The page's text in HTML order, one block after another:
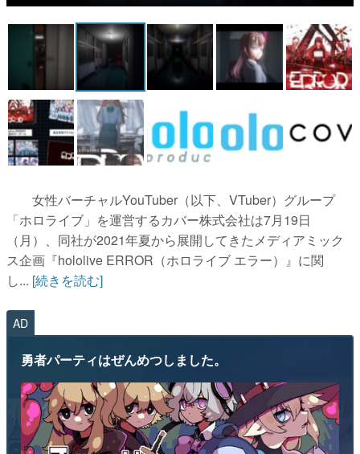
マンガ
アプリレビュー
その他
運営：株式会社マレ
女性バーチャルYouTuber（以下、VTuber）グループ
「ホロライブ」を運営するカバー株式会社は7月19日
（月）、同社が2021年夏から展開してきたメディアミック
ス企画『hololive ERROR（ホロライブ エラー）』に関
し... [続きを読む]
AD
勇者パーティはぜんめつしました。